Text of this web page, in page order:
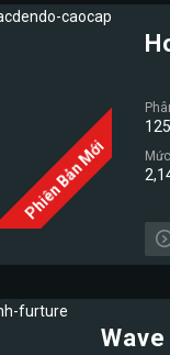
Phiên Bản Mới